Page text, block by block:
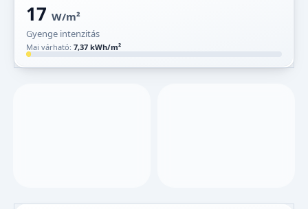
17 W/m²
Gyenge intenzitás
Mai várható: 7,37 kWh/m²